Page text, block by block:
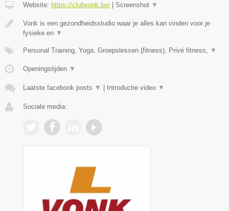
Website: https://clubvonk.be/ | Screenshot ▼
Vonk is een gezondheidsstudio waar je alles kan vinden voor je
fysieke en ▼
Personal Training, Yoga, Groepslessen (fitness), Privé fitness, ▼
Openingstijden ▼
Laatste facebook posts ▼ | Introductie video ▼
Sociale media: